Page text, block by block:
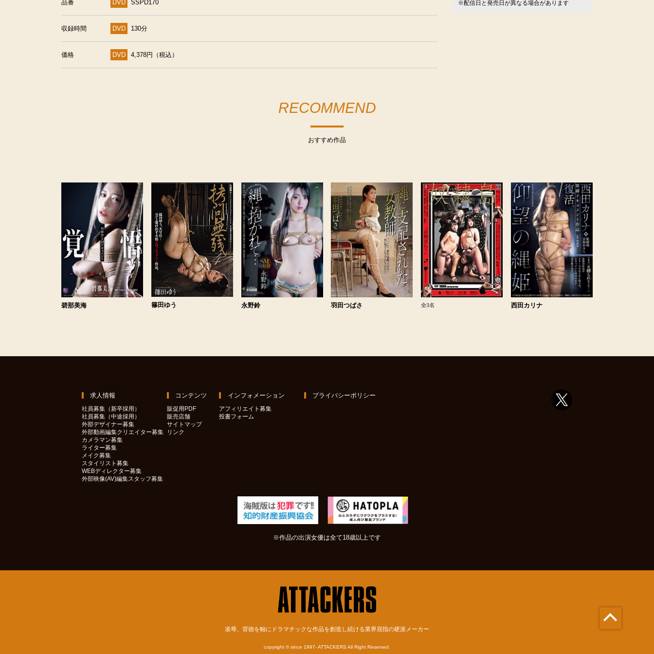
品番 DVD SSPD170
収録時間 DVD 130分
価格 DVD 4,378円（税込）
※配信日と発売日が異なる場合があります
RECOMMEND
おすすめ作品
碧那美海 篠田ゆう 永野鈴 羽田つばさ 全3名 西田カリナ
求人情報
社員募集（新卒採用）
社員募集（中途採用）
外部デザイナー募集
外部動画編集クリエイター募集
カメラマン募集
ライター募集
メイク募集
スタイリスト募集
WEBディレクター募集
外部映像(AV)編集スタッフ募集
コンテンツ
販促用PDF
販売店舗
サイトマップ
リンク
インフォメーション
アフィリエイト募集
投書フォーム
プライバシーポリシー
※作品の出演女優は全て18歳以上です
凌辱、背徳を軸にドラマチックな作品を創造し続ける業界屈指の硬派メーカー
copyright © since 1997- ATTACKERS All Right Reserved.